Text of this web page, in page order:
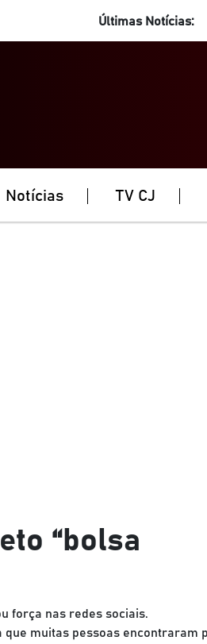
Últimas Notícias:
Notícias TV CJ
“bolsa
força nas redes sociais.
que muitas pessoas encontraram